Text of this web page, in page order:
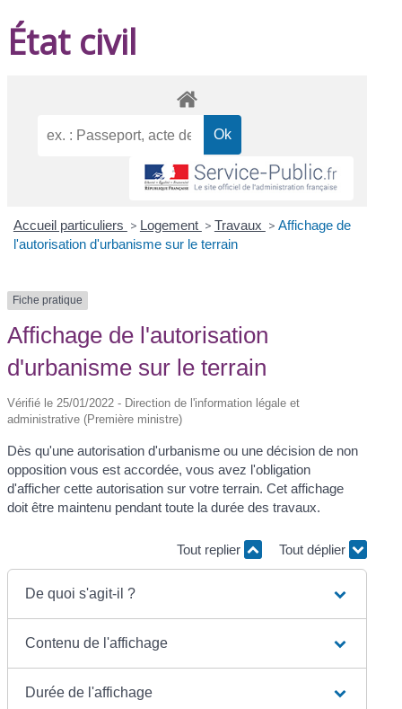
État civil
Accueil particuliers > Logement > Travaux > Affichage de
l'autorisation d'urbanisme sur le terrain
Fiche pratique
Affichage de l'autorisation
d'urbanisme sur le terrain
Vérifié le 25/01/2022 - Direction de l'information légale et
administrative (Première ministre)
Dès qu'une autorisation d'urbanisme ou une décision de non
opposition vous est accordée, vous avez l'obligation
d'afficher cette autorisation sur votre terrain. Cet affichage
doit être maintenu pendant toute la durée des travaux.
Tout replier Tout déplier
De quoi s'agit-il ?
Contenu de l'affichage
Durée de l'affichage